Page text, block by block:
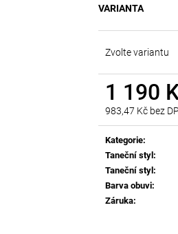
VARIANTA
Zvolte variantu
1 190
983,47 Kč bez
Měrná
cena:
Kategorie:
Taneční styl:
Taneční styl:
Barva obuvi:
Záruka: